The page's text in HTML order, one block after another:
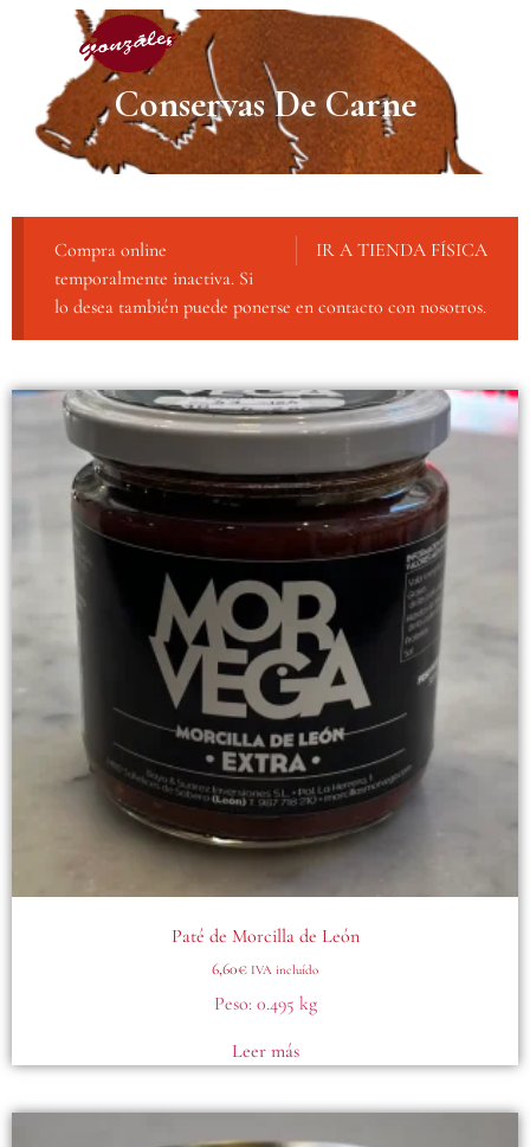
Conservas De Carne
IR A TIENDA FÍSICA
Compra online
temporalmente inactiva. Si
lo desea también puede ponerse en contacto con nosotros.
Paté de Morcilla de León
6,60€ IVA incluído
Peso:0.495 kg
Leer más